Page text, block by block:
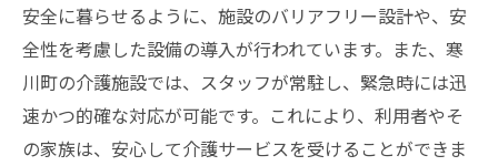
安全に暮らせるように、施設のバリアフリー設計や、安
全性を考慮した設備の導入が行われています。また、寒
川町の介護施設では、スタッフが常駐し、緊急時には迅
速かつ的確な対応が可能です。これにより、利用者やそ
の家族は、安心して介護サービスを受けることができま